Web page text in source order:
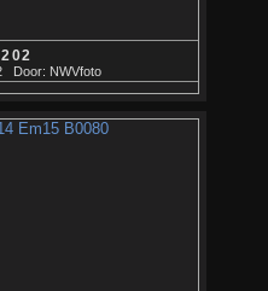
Door: NWVfoto